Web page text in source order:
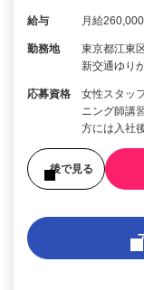
給与 月給
勤務地
東京都江東
新交通ゆり
応募資格
女性スタッ
ニング師講
方には入社
後で見る